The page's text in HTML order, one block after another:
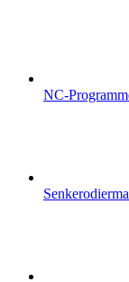
NC-